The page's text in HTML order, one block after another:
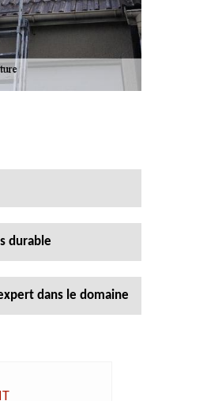
durable
dans le domaine